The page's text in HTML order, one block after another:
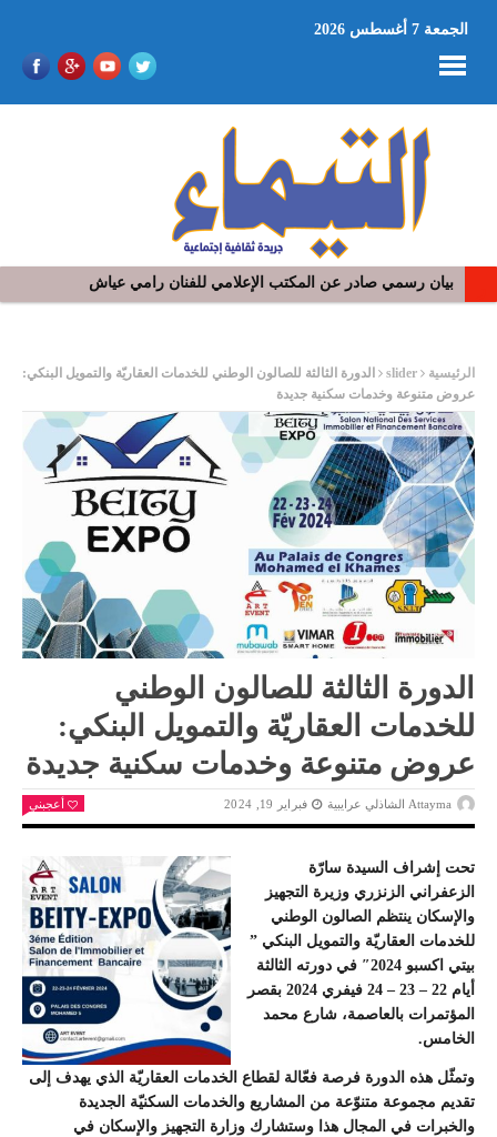
الجمعة 7 أغسطس 2026
بيان رسمي صادر عن المكتب الإعلامي للفنان رامي عياش
في افتتاح مهرجان بومخلوف الدولي: رؤوف ماهر يتالق و يشد الجمهور
الرئيسية slider
الدورة الثالثة للصالون الوطني للخدمات العقاريّة والتمويل البنكي:
عروض متنوعة وخدمات سكنية جديدة
الدورة الثالثة للصالون الوطني
للخدمات العقاريّة والتمويل البنكي:
عروض متنوعة وخدمات سكنية جديدة
Attayma الشاذلي عرايبية فبراير 19, 2024 أعجبني
تحت إشراف السيدة سارّة
الزعفراني الزنزري وزيرة التجهيز
والإسكان ينتظم الصالون الوطني
للخدمات العقاريّة والتمويل البنكي ”
بيتي اكسبو 2024″ في دورته الثالثة
أيام 22 – 23 – 24 فيفري 2024 بقصر
المؤتمرات بالعاصمة، شارع محمد
الخامس.
وتمثّل هذه الدورة فرصة فعّالة لقطاع الخدمات العقاريّة الذي يهدف إلى
تقديم مجموعة متنوّعة من المشاريع والخدمات السكنيّة الجديدة
والخبرات في المجال هذا وستشارك وزارة التجهيز والإسكان في